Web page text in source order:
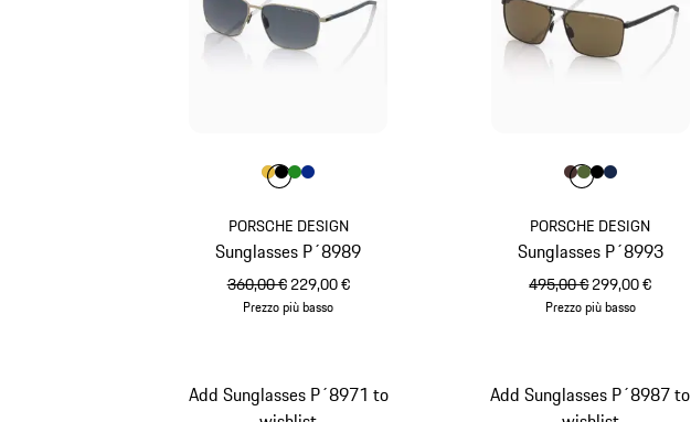
PORSCHE DESIGN
Sunglasses P´8989
prezzo originale
360,00 €prezzo di vendita
229,00 €
Prezzo più basso
Colore
ColoreOro
Colore
ColoreColore
PORSCHE DESIGN
Sunglasses P´8993
prezzo originale
495,00 €prezzo di vendita
299,00 €
Prezzo più basso
Colore
ColoreMarrone
Colore
ColoreColore
Add Sunglasses P´8971 to
Add Sunglasses P´8987 to